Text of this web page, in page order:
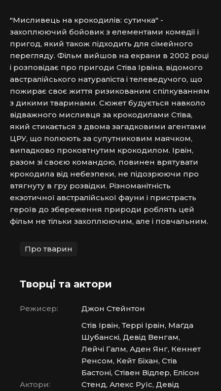
"Мисливець на крокодилів: сутичка" -
захоплюючий бойовик з елементами комедії і
пригод, який також підходить для сімейного
перегляду. Фільм вийшов на екрани в 2002 році
і розповідає про пригоди Стіва Ірвіна, відомого
австралійського натураліста і телеведучого, що
пожирає своє життя ризикованим спілкуванням
з дикими тваринами. Сюжет будується навколо
відважного мисливця за крокодилами Стіва,
який стикається з двома загадковими агентами
ЦРУ, що полюють за супутниковим маячком,
випадково проковтнутим крокодилом. Ірвін,
разом зі своєю командою, повинен врятувати
крокодила від небезпеки, не підозрюючи про
втягнуту в гру розвідки. Різноманітність
екзотичної австралійської фауни і пристрасть
героїв до збереження природи роблять цей
фільм не тільки захоплюючим, але і повчальним.
Про тварин
Творці та актори
Режисер: Джон Стейнтон
Актори:
Стів Ірвін, Террі Ірвін, Маґда
Шубанскі, Девід Венгам,
Лейчі Галм, Аден Янг, Кеннет
Ренсом, Кейт Біхан, Стів
Бастоні, Стівен Відлер, Елісон
Стенд, Алекс Руїс, Девід